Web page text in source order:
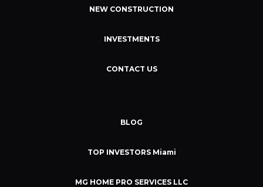
NEW CONSTRUCTION
INVESTMENTS
CONTACT US
BLOG
TOP INVESTORS Miami
MG HOME PRO SERVICES LLC